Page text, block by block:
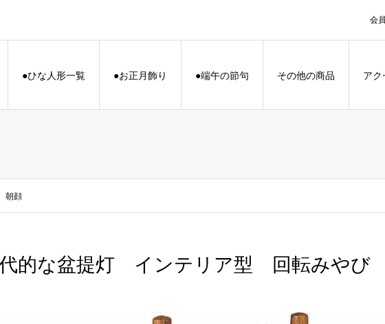
会
●ひな人形一覧 ●お正月飾り ●端午の節句 その他の商品 アク
朝顔
的な盆提灯 インテリア型 回転みや